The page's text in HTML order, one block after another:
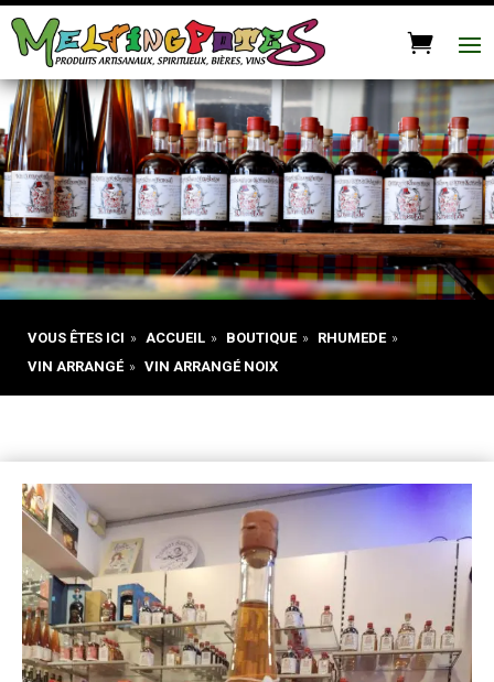
VOUS ÊTES ICI » ACCUEIL » BOUTIQUE » RHUMEDE »
VIN ARRANGÉ » VIN ARRANGÉ NOIX